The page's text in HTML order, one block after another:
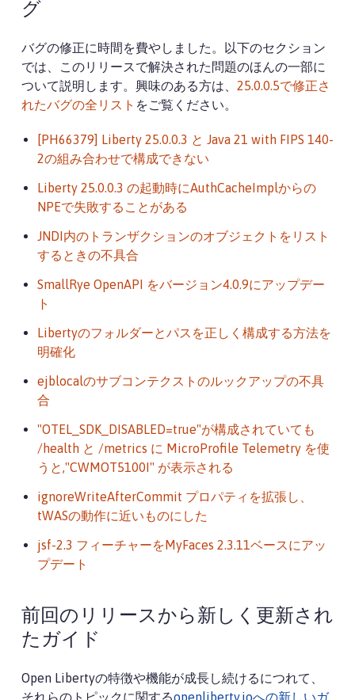
グ
バグの修正に時間を費やしました。以下のセクション
では、このリリースで解決された問題のほんの一部に
ついて説明します。興味のある方は、 25.0.0.5で修正さ
れたバグの全リスト をご覧ください。
[PH66379] Liberty 25.0.0.3 と Java 21 with FIPS 140-
2の組み合わせで構成できない
Liberty 25.0.0.3 の起動時にAuthCacheImplからの
NPEで失敗することがある
JNDI内のトランザクションのオブジェクトをリスト
するときの不具合
SmallRye OpenAPI をバージョン4.0.9にアップデー
ト
Libertyのフォルダーとパスを正しく構成する方法を
明確化
ejblocalのサブコンテクストのルックアップの不具
合
"OTEL_SDK_DISABLED=true"が構成されていても
/health と /metrics に MicroProfile Telemetry を使
うと,"CWMOT5100I" が表示される
ignoreWriteAfterCommit プロパティを拡張し、
tWASの動作に近いものにした
jsf-2.3 フィーチャーをMyFaces 2.3.11ベースにアッ
プデート
前回のリリースから新しく更新され
たガイド
Open Libertyの特徴や機能が成長し続けるにつれて、
それらのトピックに関するopenliberty.ioへの新しいガ